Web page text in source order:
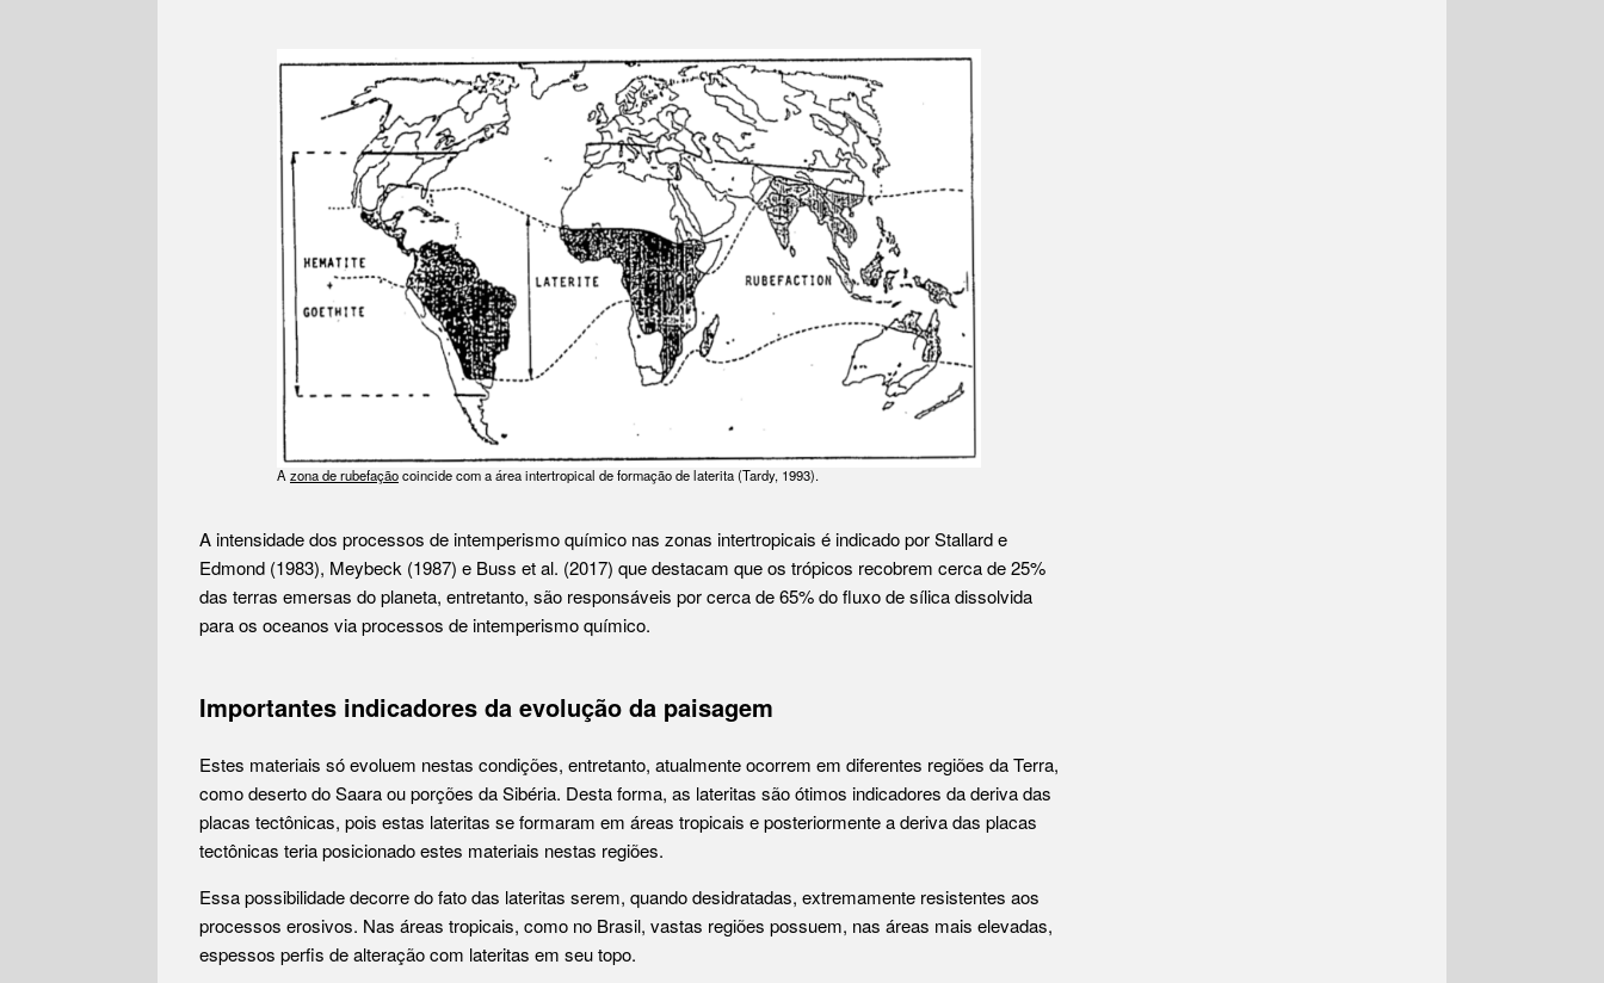
Azona de rubefaçãocoincide com a área intertropical de formação de laterita (Tardy, 1993).
A intensidade dos processos de intemperismo químico nas zonas intertropicais é indicado por Stallard e
Edmond (1983), Meybeck (1987) e Buss et al. (2017) que destacam que os trópicos recobrem cerca de 25%
das terras emersas do planeta, entretanto, são responsáveis por cerca de 65% do fluxo de sílica dissolvida
para os oceanos via processos de intemperismo químico.
Importantes indicadores da evolução da paisagem
Estes materiais só evoluem nestas condições, entretanto, atualmente ocorrem em diferentes regiões da Terra,
como deserto do Saara ou porções da Sibéria. Desta forma, as lateritas são ótimos indicadores da deriva das
placas tectônicas, pois estas lateritas se formaram em áreas tropicais e posteriormente a deriva das placas
tectônicas teria posicionado estes materiais nestas regiões.
Essa possibilidade decorre do fato das lateritas serem, quando desidratadas, extremamente resistentes aos
processos erosivos. Nas áreas tropicais, como no Brasil, vastas regiões possuem, nas áreas mais elevadas,
espessos perfis de alteração com lateritas em seu topo.